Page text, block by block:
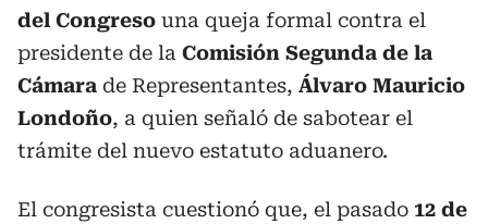
del Congreso una queja formal contra el
presidente de la Comisión Segunda de la
Cámara de Representantes, Álvaro Mauricio
Londoño, a quien señaló de sabotear el
trámite del nuevo estatuto aduanero.
El congresista cuestionó que, el pasado 12 de